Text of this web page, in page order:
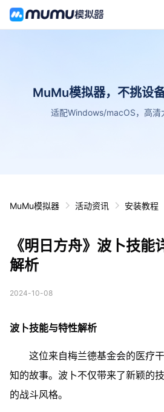
MuMu模拟器，不挑设
适配Windows/macOS，高清
MuMu模拟器 活动资讯 安装教程
《明日方舟》波卜技能
解析
2024-10-08
波卜技能与特性解析
这位来自梅兰德基金会的医疗
知的故事。波卜不仅带来了新颖的
的战斗风格。